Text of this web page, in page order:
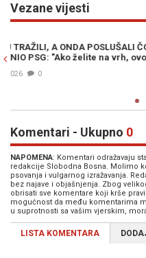
Vezane vijesti
PSG JE PONOVO PRVAK
Arsenal i odbranili titulu
30. Maj 2026
Komentari - Ukupno 0
NAPOMENA: Komentari odražavaju
redakcije Slobodna Bosna. Molimo
psovanja i vulgarnog izražavanja.
bez najave i objašnjenja. Zbog
obrisati sve komentare koji krše
mogućnost da među komentarima
u suprotnosti sa vašim vjerskim,
LISTA KOMENTARA